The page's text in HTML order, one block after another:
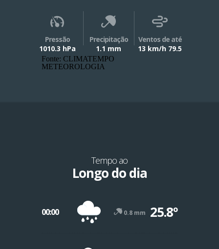
Pressão
1010.3 hPa
Precipitação
1.1 mm
Ventos de até
13 km/h 79.5
Fonte: CLIMATEMPO
METEOROLOGIA
Tempo ao
Longo do dia
00:00 0.8 mm 25.8º